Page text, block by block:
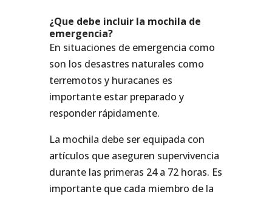
¿Que debe incluir la mochila de
emergencia?
En situaciones de emergencia como
son los desastres naturales como
terremotos y huracanes es
importante estar preparado y
responder rápidamente.
La mochila debe ser equipada con
artículos que aseguren supervivencia
durante las primeras 24 a 72 horas. Es
importante que cada miembro de la